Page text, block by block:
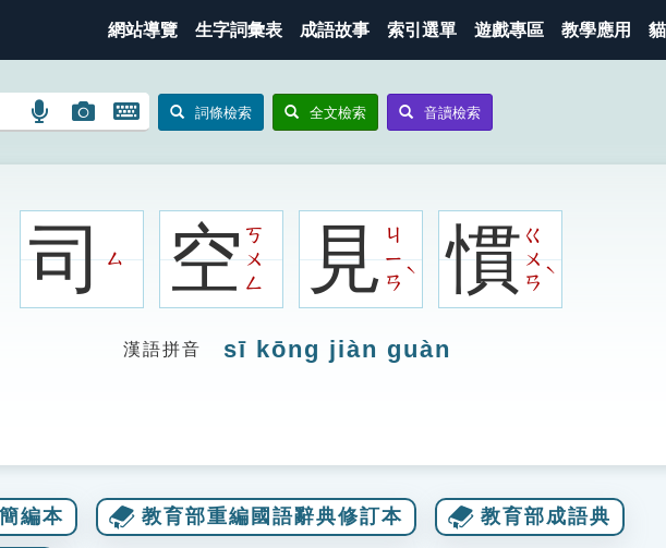
網站導覽 生字詞彙表 成語故事 索引選單 遊戲專區 教學應用
語
搜
圖
示
圖
搜
圖
開
鍵
圖
詞條檢索 全文檢索 音讀檢索
司ㄙ 空ㄎ
ㄨ
ㄥ
見ㄐ
ㄧ
ㄢ
ˋ 慣ㄍ
ㄨ
ㄢ
ˋ
漢語拼音 sī kōng jiàn guàn
編本 教育部重編國語辭典修訂本 教育部成語典